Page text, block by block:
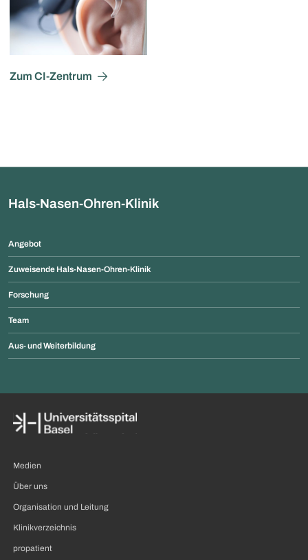
Zum CI-Zentrum
Hals-Nasen-Ohren-Klinik
Angebot
Zuweisende Hals-Nasen-Ohren-Klinik
Forschung
Team
Aus- und Weiterbildung
Medien
Über uns
Organisation und Leitung
Klinikverzeichnis
propatient